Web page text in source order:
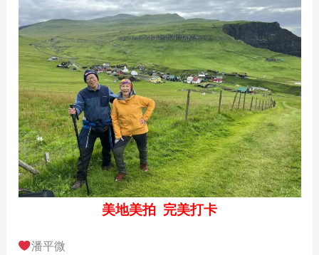
美地美拍 完美打卡
潘平微